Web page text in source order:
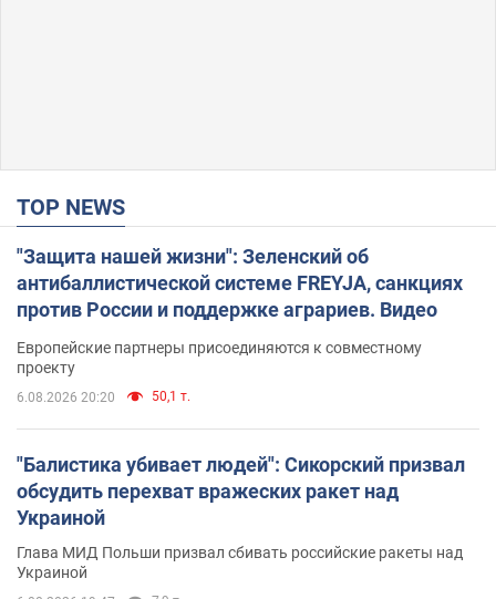
TOP NEWS
"Защита нашей жизни": Зеленский об
антибаллистической системе FREYJA, санкциях
против России и поддержке аграриев. Видео
Европейские партнеры присоединяются к совместному
проекту
6.08.2026 20:20 50,1 т.
"Балистика убивает людей": Сикорский призвал
обсудить перехват вражеских ракет над
Украиной
Глава МИД Польши призвал сбивать российские ракеты над
Украиной